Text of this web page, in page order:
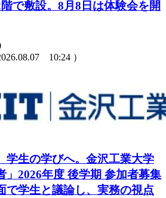
で敷設。8月8日は体験会を開
10:24 ）
学生の学びへ。金沢工業大学
」2026年度 後学期 参加者募集
で学生と議論し、実務の視点